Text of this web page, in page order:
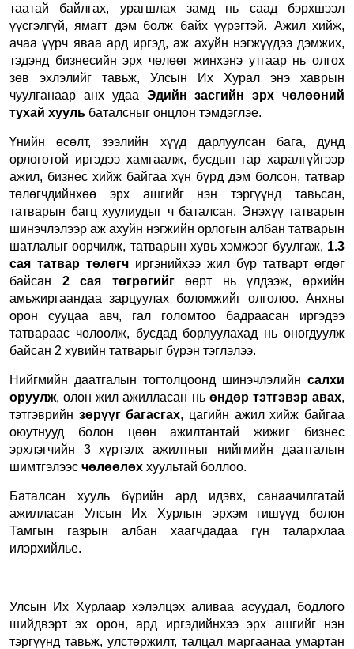
таатай байлгах, урагшлах замд нь саад бэрхшээл
үүсгэлгүй, ямагт дэм болж байх үүрэгтэй. Ажил хийж,
ачаа үүрч яваа ард иргэд, аж ахуйн нэгжүүдээ дэмжих,
тэдэнд бизнесийн эрх чөлөөг жинхэнэ утгаар нь олгох
зөв эхлэлийг тавьж, Улсын Их Хурал энэ хаврын
чуулганаар анх удаа Эдийн засгийн эрх чөлөөний
тухай хууль баталсныг онцлон тэмдэглэе.
Үнийн өсөлт, зээлийн хүүд дарлуулсан бага, дунд
орлоготой иргэдээ хамгаалж, бусдын гар харалгүйгээр
ажил, бизнес хийж байгаа хүн бүрд дэм болсон, татвар
төлөгчдийнхөө эрх ашгийг нэн тэргүүнд тавьсан,
татварын багц хуулиудыг ч баталсан. Энэхүү татварын
шинэчлэлээр аж ахуйн нэгжийн орлогын албан татварын
шатлалыг өөрчилж, татварын хувь хэмжээг буулгаж, 1.3
сая татвар төлөгч иргэнийхээ жил бүр татварт өгдөг
байсан 2 сая төгрөгийгөөрт нь үлдээж, өрхийн
амьжиргаандаа зарцуулах боломжийг олголоо. Анхны
орон сууцаа авч, гал голомтоо бадраасан иргэдээ
татвараас чөлөөлж, бусдад борлуулахад нь оногдуулж
байсан 2 хувийн татварыг бүрэн тэглэлээ.
Нийгмийн даатгалын тогтолцоонд шинэчлэлийн салхи
оруулж, олон жил ажилласан нь өндөр тэтгэвэр авах,
тэтгэврийн зөрүүг багасгах, цагийн ажил хийж байгаа
оюутнууд болон цөөн ажилтантай жижиг бизнес
эрхлэгчийн 3 хүртэлх ажилтныг нийгмийн даатгалын
шимтгэлээс чөлөөлөх хуультай боллоо.
Баталсан хууль бүрийн ард идэвх, санаачилгатай
ажилласан Улсын Их Хурлын эрхэм гишүүд болон
Тамгын газрын албан хаагчдадаа гүн талархлаа
илэрхийлье.
Улсын Их Хурлаар хэлэлцэх аливаа асуудал, бодлого
шийдвэрт эх орон, ард иргэдийнхээ эрх ашгийг нэн
тэргүүнд тавьж, улстөржилт, талцал маргаанаа умартан